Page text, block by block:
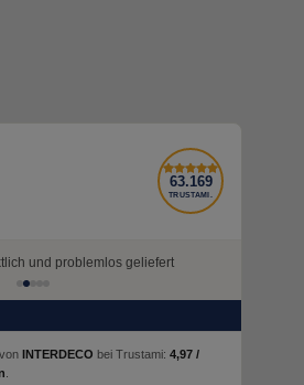
63.169
TRUSTAMI.
und problemlos geliefert
und problemlos geliefert
INTERDECO bei Trustami: 4,97 /